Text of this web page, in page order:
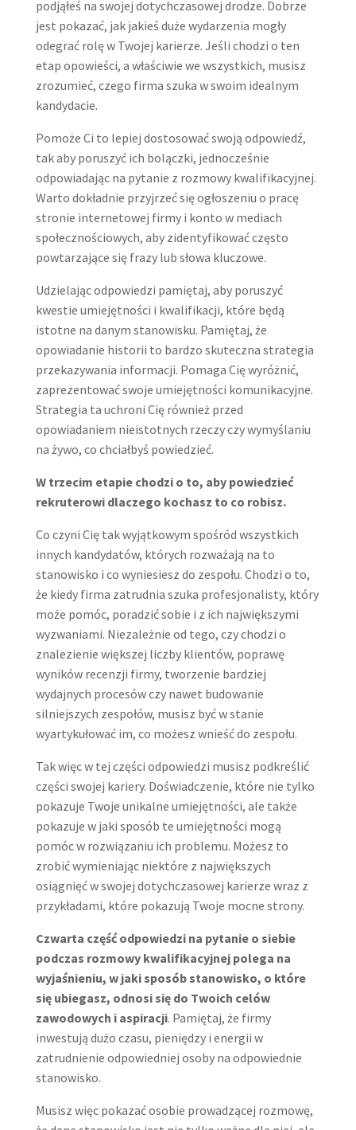
podjąłeś na swojej dotychczasowej drodze. Dobrze
jest pokazać, jak jakieś duże wydarzenia mogły
odegrać rolę w Twojej karierze. Jeśli chodzi o ten
etap opowieści, a właściwie we wszystkich, musisz
zrozumieć, czego firma szuka w swoim idealnym
kandydacie.
Pomoże Ci to lepiej dostosować swoją odpowiedź,
tak aby poruszyć ich bolączki, jednocześnie
odpowiadając na pytanie z rozmowy kwalifikacyjnej.
Warto dokładnie przyjrzeć się ogłoszeniu o pracę
stronie internetowej firmy i konto w mediach
społecznościowych, aby zidentyfikować często
powtarzające się frazy lub słowa kluczowe.
Udzielając odpowiedzi pamiętaj, aby poruszyć
kwestie umiejętności i kwalifikacji, które będą
istotne na danym stanowisku. Pamiętaj, że
opowiadanie historii to bardzo skuteczna strategia
przekazywania informacji. Pomaga Cię wyróżnić,
zaprezentować swoje umiejętności komunikacyjne.
Strategia ta uchroni Cię również przed
opowiadaniem nieistotnych rzeczy czy wymyślaniu
na żywo, co chciałbyś powiedzieć.
W trzecim etapie chodzi o to, aby powiedzieć
rekruterowi dlaczego kochasz to co robisz.
Co czyni Cię tak wyjątkowym spośród wszystkich
innych kandydatów, których rozważają na to
stanowisko i co wyniesiesz do zespołu. Chodzi o to,
że kiedy firma zatrudnia szuka profesjonalisty, który
może pomóc, poradzić sobie i z ich największymi
wyzwaniami. Niezależnie od tego, czy chodzi o
znalezienie większej liczby klientów, poprawę
wyników recenzji firmy, tworzenie bardziej
wydajnych procesów czy nawet budowanie
silniejszych zespołów, musisz być w stanie
wyartykułować im, co możesz wnieść do zespołu.
Tak więc w tej części odpowiedzi musisz podkreślić
części swojej kariery. Doświadczenie, które nie tylko
pokazuje Twoje unikalne umiejętności, ale także
pokazuje w jaki sposób te umiejętności mogą
pomóc w rozwiązaniu ich problemu. Możesz to
zrobić wymieniając niektóre z największych
osiągnięć w swojej dotychczasowej karierze wraz z
przykładami, które pokazują Twoje mocne strony.
Czwarta część odpowiedzi na pytanie o siebie
podczas rozmowy kwalifikacyjnej polega na
wyjaśnieniu, w jaki sposób stanowisko, o które
się ubiegasz, odnosi się do Twoich celów
zawodowych i aspiracji. Pamiętaj, że firmy
inwestują dużo czasu, pieniędzy i energii w
zatrudnienie odpowiedniej osoby na odpowiednie
stanowisko.
Musisz więc pokazać osobie prowadzącej rozmowę,